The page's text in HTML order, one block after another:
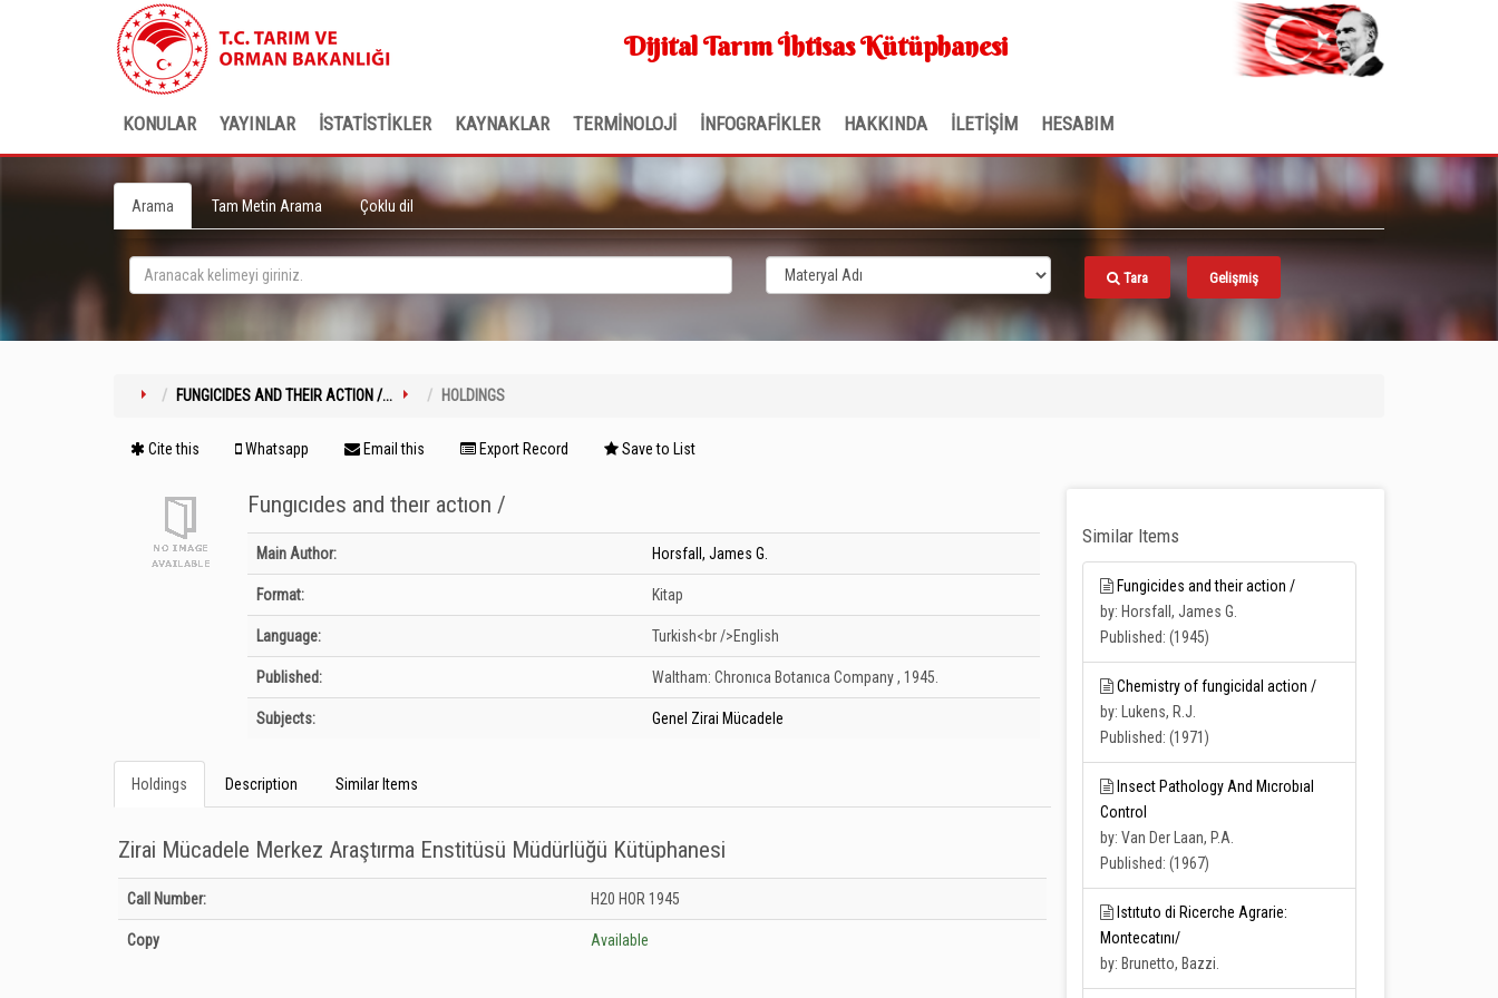
Dijital Tarım İhtisas Kütüphanesi
KONULAR YAYINLAR İSTATİSTİKLER KAYNAKLAR TERMİNOLOJİ İNFOGRAFİKLER HAKKINDA İLETİŞİM HESABIM
Arama Tam Metin Arama Çoklu dil
Tara Gelişmiş
FUNGICIDES AND THEIR ACTION /... HOLDINGS
Cite this Whatsapp Email this Export Record Save to List
Fungıcıdes and theır actıon /
Bibliographic Details
Main Author: Horsfall, James G.
Format: Kitap
Language: Turkish<br />English
Published: Waltham: Chronıca Botanıca Company , 1945.
Subjects: Genel Zirai Mücadele
Holdings Description Similar Items
Zirai Mücadele Merkez Araştırma Enstitüsü Müdürlüğü Kütüphanesi
Holdings details from Zirai Mücadele Merkez Araştırma Enstitüsü Müdürlüğü Kütüphanesi: Unknown
Call Number: H20 HOR 1945
Copy Available
Similar Items
Fungicides and their action /
by: Horsfall, James G.
Published: (1945)
Chemistry of fungicidal action /
by: Lukens, R.J.
Published: (1971)
Insect Pathology And Mıcrobıal
Control
by: Van Der Laan, P.A.
Published: (1967)
Istıtuto di Ricerche Agrarie:
Montecatını/
by: Brunetto, Bazzi.